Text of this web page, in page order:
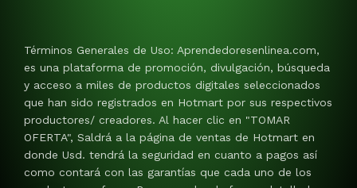
Términos Generales de Uso: Aprendedoresenlinea.com,
es una plataforma de promoción, divulgación, búsqueda
y acceso a miles de productos digitales seleccionados
que han sido registrados en Hotmart por sus respectivos
productores/ creadores. Al hacer clic en "TOMAR
OFERTA", Saldrá a la página de ventas de Hotmart en
donde Usd. tendrá la seguridad en cuanto a pagos así
como contará con las garantías que cada uno de los